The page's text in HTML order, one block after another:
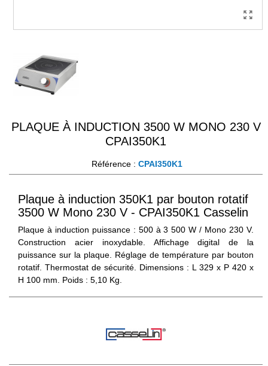
PLAQUE À INDUCTION 3500 W MONO 230 V
CPAI350K1
Référence : CPAI350K1
Plaque à induction 350K1 par bouton rotatif
3500 W Mono 230 V - CPAI350K1 Casselin
Plaque à induction puissance : 500 à 3 500 W / Mono 230 V.
Construction acier inoxydable. Affichage digital de la
puissance sur la plaque. Réglage de température par bouton
rotatif. Thermostat de sécurité. Dimensions : L 329 x P 420 x
H 100 mm. Poids : 5,10 Kg.